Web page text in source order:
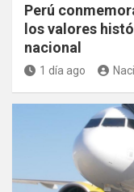
Perú
los valores
nacional
1 día ago